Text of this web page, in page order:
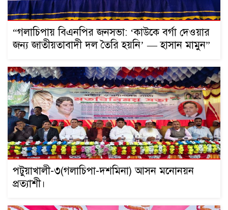
“গলাচিপায় বিএনপির জনসভা: ‘কাউকে বর্গা দেওয়ার
জন্য জাতীয়তাবাদী দল তৈরি হয়নি’ — হাসান মামুন”
পটুয়াখালী-৩(গলাচিপা-দশমিনা) আসন মনোনয়ন
প্রত্যাশী।